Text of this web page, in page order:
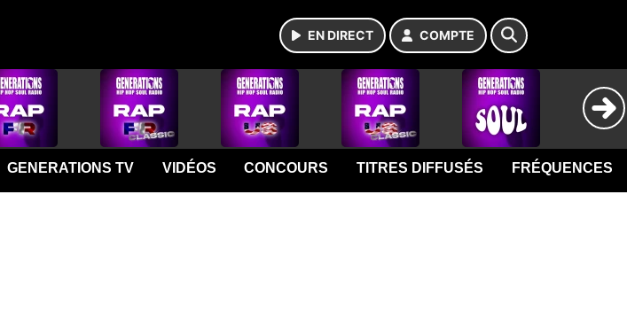
EN DIRECT COMPTE
GENERATIONS TV VIDÉOS CONCOURS TITRES DIFFUSÉS FRÉQUENCES